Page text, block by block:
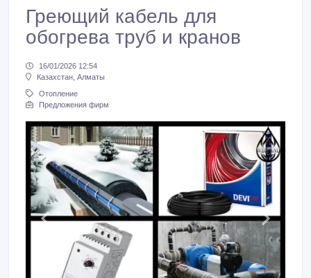
Греющий кабель для
обогрева труб и кранов
16/01/2026 12:54
Казахстан, Алматы
Отопление
Предложения фирм